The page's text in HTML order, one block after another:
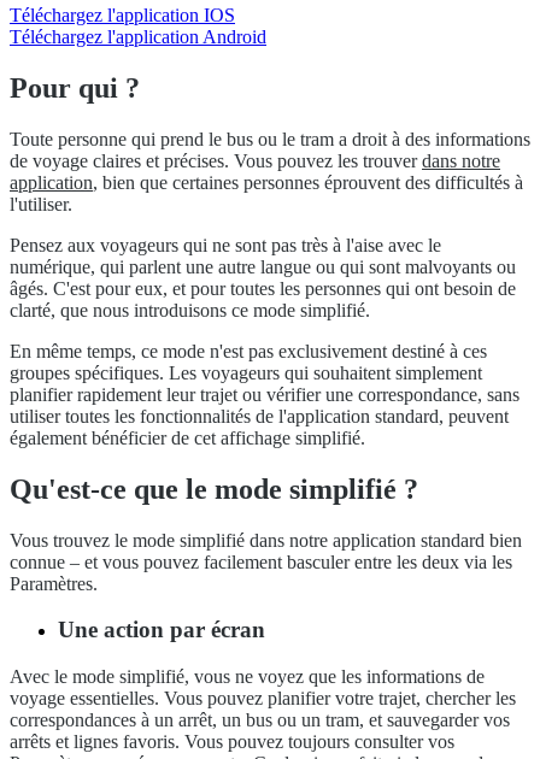
Téléchargez l'application IOS
Téléchargez l'application Android
Pour qui ?
Toute personne qui prend le bus ou le tram a droit à des informations
de voyage claires et précises. Vous pouvez les trouverdans notre
application, bien que certaines personnes éprouvent des difficultés à
l'utiliser.
Pensez aux voyageurs qui ne sont pas très à l'aise avec le
numérique, qui parlent une autre langue ou qui sont malvoyants ou
âgés. C'est pour eux, et pour toutes les personnes qui ont besoin de
clarté, que nous introduisons ce mode simplifié.
En même temps, ce mode n'est pas exclusivement destiné à ces
groupes spécifiques. Les voyageurs qui souhaitent simplement
planifier rapidement leur trajet ou vérifier une correspondance, sans
utiliser toutes les fonctionnalités de l'application standard, peuvent
également bénéficier de cet affichage simplifié.
Qu'est-ce que le mode simplifié ?
Vous trouvez le mode simplifié dans notre application standard bien
connue – et vous pouvez facilement basculer entre les deux via les
Paramètres.
Une action par écran
Avec le mode simplifié, vous ne voyez que les informations de
voyage essentielles. Vous pouvez planifier votre trajet, chercher les
correspondances à un arrêt, un bus ou un tram, et sauvegarder vos
arrêts et lignes favoris. Vous pouvez toujours consulter vos